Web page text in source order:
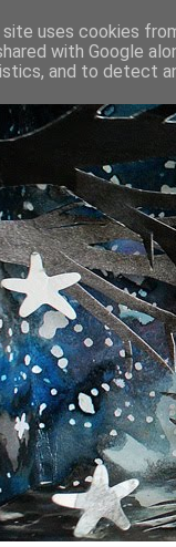
site uses cookies
with Google
and to detect